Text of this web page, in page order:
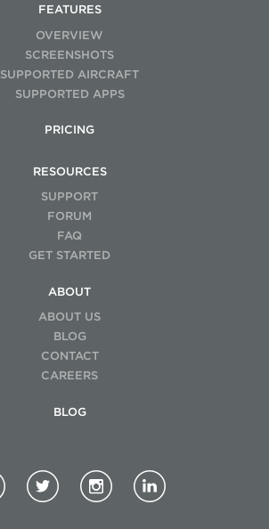
FEATURES
OVERVIEW
SCREENSHOTS
SUPPORTED AIRCRAFT
SUPPORTED APPS
PRICING
RESOURCES
SUPPORT
FORUM
FAQ
GET STARTED
ABOUT
ABOUT US
BLOG
CONTACT
CAREERS
BLOG